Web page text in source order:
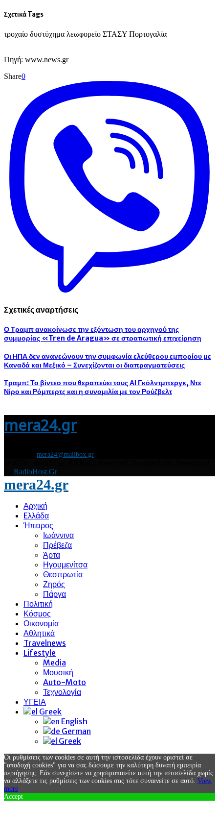
Σχετικά Tags
τροχαίο δυστύχημα λεωφορείο ΣΤΑΣΥ Πορτογαλία
Πηγή: www.news.gr
Share0
Σχετικές αναρτήσεις
Ο Τραμπ ανακοίνωσε την εξόντωση του αρχηγού της
συμμορίας «Tren de Aragua» σε στρατιωτική επιχείρηση
Οι ΗΠΑ δεν ανανεώνουν την συμφωνία ελεύθερου εμπορίου με
Καναδά και Μεξικό – Συνεχίζονται οι διαπραγματεύσεις
Τραμπ: Το βίντεο που θεραπεύει τους ΑΙ Γκόλντμπεργκ, Ντε
Νίρο και Ρόμπερτς και η συνομιλία με τον Ρούζβελτ
mera24.gr
mera24@mailbox.gr
RadioHost.Gr
mera24.gr
Αρχική
Eλλάδα
Ήπειρος
Ιωάννινα
Πρέβεζα
Άρτα
Ηγουμενίτσα
Θεσπρωτία
Ζηρός
Πάργα
Πολιτική
Κόσμος
Οικονομία
Αθλητικά
Travelnews
Lifestyle
Media
Μουσική
Auto-Moto
Τεχνολογία
ΥΓΕΙΑ
Greek
English
German
Greek
Οι ρυθμίσεις των cookies σε αυτή την ιστοσελίδα έχουν οριστεί σε
"αποδοχή cookies" για να σας δώσουμε την καλύτερη δυνατή εμπειρία
περιήγησης. Εάν συνεχίσετε να χρησιμοποιείτε αυτή την ιστοσελίδα χωρίς
να αλλάξετε τις ρυθμίσεις των cookies σας τότε συναινείτε σε αυτό. View
more
Accept